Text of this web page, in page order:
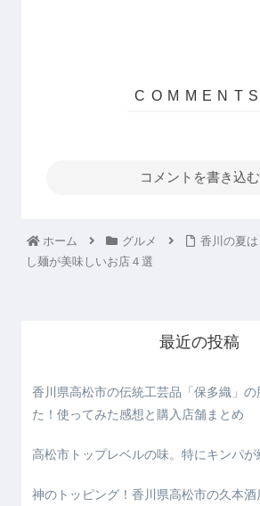
コメントを書き込む
ホーム グルメ
香川の夏
し麺が美味しいお店４選
最近の投稿
香川県高松市の伝統工芸品「保多織」の
た！使ってみた感想と購入店舗まとめ
高松市トップレベルの味。特にキンパ
神のトッピング！香川県高松市の久本